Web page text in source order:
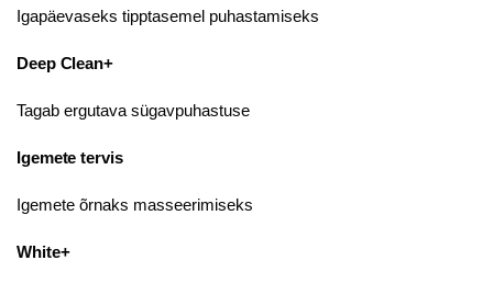
Igapäevaseks tipptasemel puhastamiseks
Deep Clean+
Tagab ergutava sügavpuhastuse
Igemete tervis
Igemete õrnaks masseerimiseks
White+